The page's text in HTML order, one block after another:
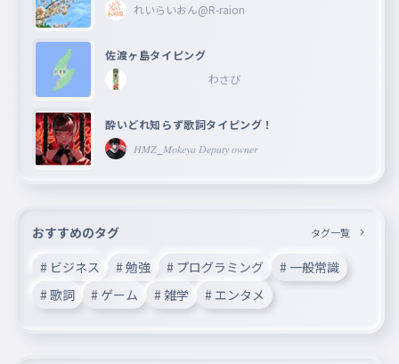
れいらいおん@R-raion
佐渡ヶ島タイピング
わさび
酔いどれ知らず歌詞タイピング！
𝐻𝑀𝑍_𝑀𝑜𝑘𝑒𝑦𝑎 𝐷𝑒𝑝𝑢𝑡𝑦 𝑜𝑤𝑛𝑒𝑟
おすすめのタグ タグ一覧
# ビジネス # 勉強 # プログラミング
# 一般常識
# 歌詞
# ゲーム # 雑学 # エンタメ